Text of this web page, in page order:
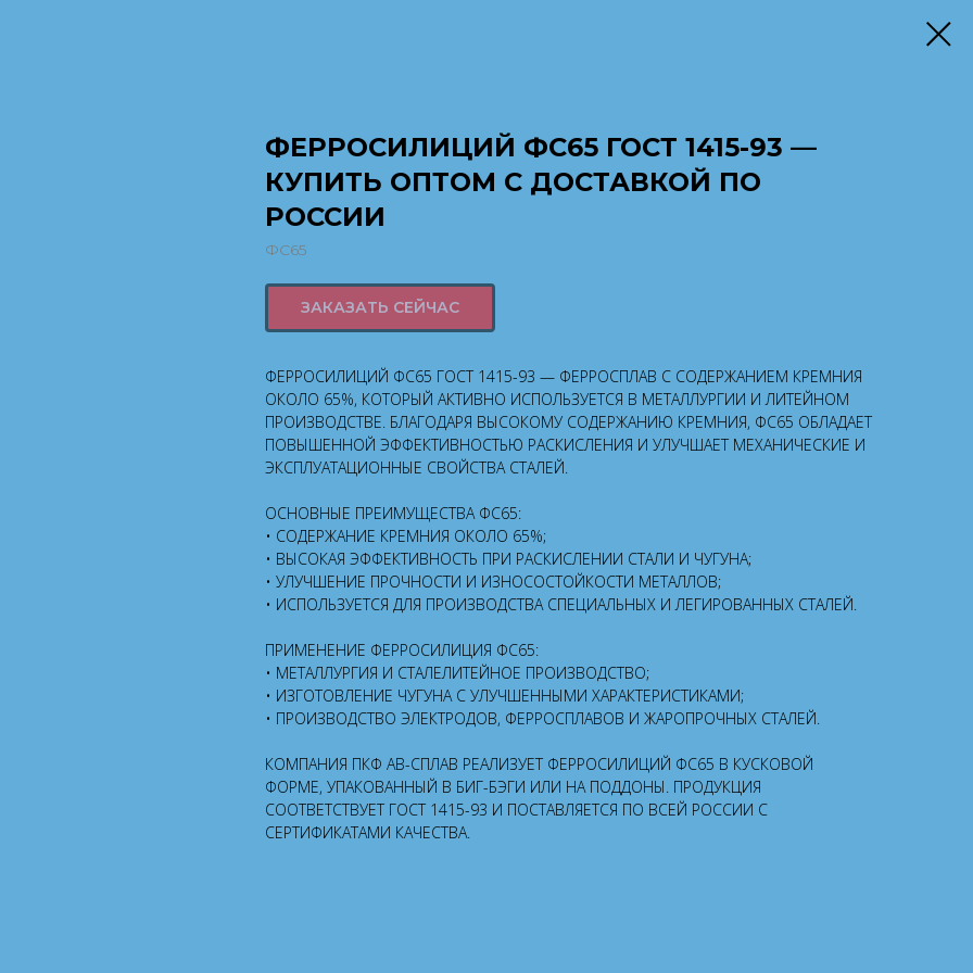
ФЕРРОСИЛИЦИЙ ФС65 ГОСТ 1415-93 —
КУПИТЬ ОПТОМ С ДОСТАВКОЙ ПО
РОССИИ
ФС65
ЗАКАЗАТЬ СЕЙЧАС
ФЕРРОСИЛИЦИЙ ФС65 ГОСТ 1415-93 — ФЕРРОСПЛАВ С СОДЕРЖАНИЕМ КРЕМНИЯ
ОКОЛО 65%, КОТОРЫЙ АКТИВНО ИСПОЛЬЗУЕТСЯ В МЕТАЛЛУРГИИ И ЛИТЕЙНОМ
ПРОИЗВОДСТВЕ. БЛАГОДАРЯ ВЫСОКОМУ СОДЕРЖАНИЮ КРЕМНИЯ, ФС65 ОБЛАДАЕТ
ПОВЫШЕННОЙ ЭФФЕКТИВНОСТЬЮ РАСКИСЛЕНИЯ И УЛУЧШАЕТ МЕХАНИЧЕСКИЕ И
ЭКСПЛУАТАЦИОННЫЕ СВОЙСТВА СТАЛЕЙ.
ОСНОВНЫЕ ПРЕИМУЩЕСТВА ФС65:
• СОДЕРЖАНИЕ КРЕМНИЯ ОКОЛО 65%;
• ВЫСОКАЯ ЭФФЕКТИВНОСТЬ ПРИ РАСКИСЛЕНИИ СТАЛИ И ЧУГУНА;
• УЛУЧШЕНИЕ ПРОЧНОСТИ И ИЗНОСОСТОЙКОСТИ МЕТАЛЛОВ;
• ИСПОЛЬЗУЕТСЯ ДЛЯ ПРОИЗВОДСТВА СПЕЦИАЛЬНЫХ И ЛЕГИРОВАННЫХ СТАЛЕЙ.
ПРИМЕНЕНИЕ ФЕРРОСИЛИЦИЯ ФС65:
• МЕТАЛЛУРГИЯ И СТАЛЕЛИТЕЙНОЕ ПРОИЗВОДСТВО;
• ИЗГОТОВЛЕНИЕ ЧУГУНА С УЛУЧШЕННЫМИ ХАРАКТЕРИСТИКАМИ;
• ПРОИЗВОДСТВО ЭЛЕКТРОДОВ, ФЕРРОСПЛАВОВ И ЖАРОПРОЧНЫХ СТАЛЕЙ.
КОМПАНИЯ ПКФ АВ-СПЛАВ РЕАЛИЗУЕТ ФЕРРОСИЛИЦИЙ ФС65 В КУСКОВОЙ
ФОРМЕ, УПАКОВАННЫЙ В БИГ-БЭГИ ИЛИ НА ПОДДОНЫ. ПРОДУКЦИЯ
СООТВЕТСТВУЕТ ГОСТ 1415-93 И ПОСТАВЛЯЕТСЯ ПО ВСЕЙ РОССИИ С
СЕРТИФИКАТАМИ КАЧЕСТВА.